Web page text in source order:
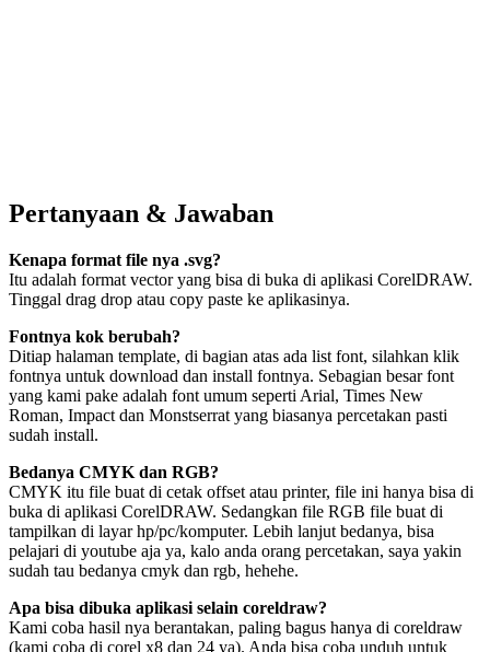
Pertanyaan & Jawaban
Kenapa format file nya .svg?
Itu adalah format vector yang bisa di buka di aplikasi CorelDRAW.
Tinggal drag drop atau copy paste ke aplikasinya.
Fontnya kok berubah?
Ditiap halaman template, di bagian atas ada list font, silahkan klik
fontnya untuk download dan install fontnya. Sebagian besar font
yang kami pake adalah font umum seperti Arial, Times New
Roman, Impact dan Monstserrat yang biasanya percetakan pasti
sudah install.
Bedanya CMYK dan RGB?
CMYK itu file buat di cetak offset atau printer, file ini hanya bisa di
buka di aplikasi CorelDRAW. Sedangkan file RGB file buat di
tampilkan di layar hp/pc/komputer. Lebih lanjut bedanya, bisa
pelajari di youtube aja ya, kalo anda orang percetakan, saya yakin
sudah tau bedanya cmyk dan rgb, hehehe.
Apa bisa dibuka aplikasi selain coreldraw?
Kami coba hasil nya berantakan, paling bagus hanya di coreldraw
(kami coba di corel x8 dan 24 ya). Anda bisa coba unduh untuk